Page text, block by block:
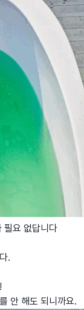
필요 없답니다
.
안 해도 되니까요.